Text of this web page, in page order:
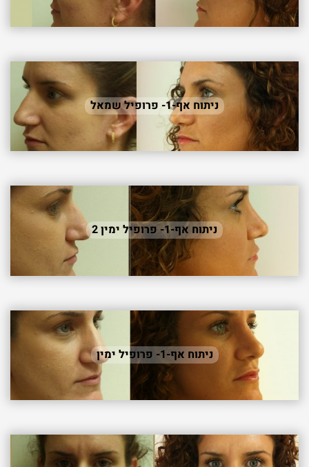
ניתוח אף-1- פרופיל שמאל
ניתוח אף-1- פרופיל ימין 2
ניתוח אף-1- פרופיל ימין